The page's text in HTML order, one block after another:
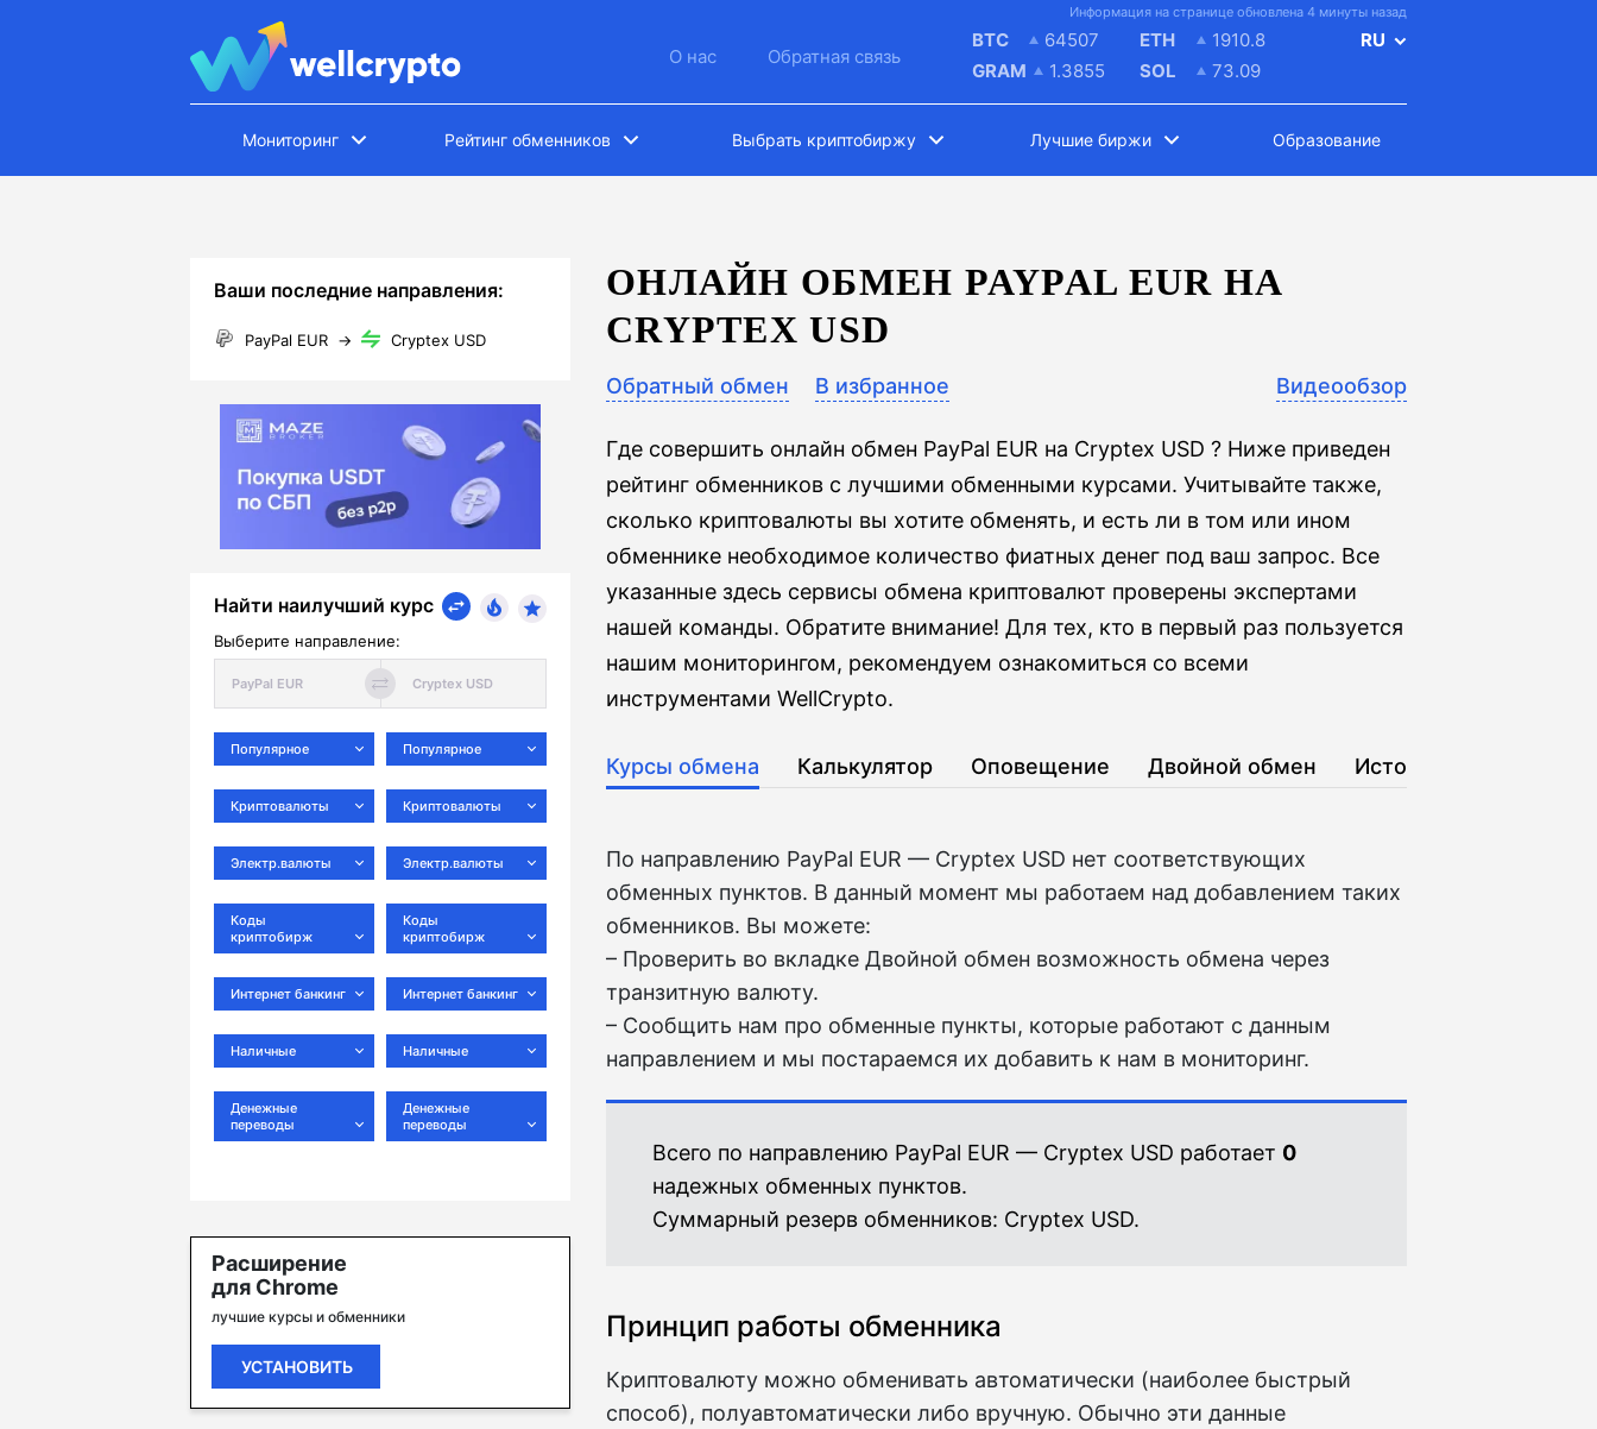
Информация на странице обновлена 4 минуты назад
О нас Обратная связь
BTC
64507
GRAM
1.3855
ETH
1910.8
SOL
73.09
RU
Мониторинг Рейтинг обменников Выбрать криптобиржу Лучшие биржи Образование
Ваши последние направления:
PayPal EUR → Cryptex USD
Найти наилучший курс
Выберите направление:
Популярное
Криптовалюты
Электр.валюты
Коды
криптобирж
Интернет банкинг
Наличные
Денежные
переводы
Популярное
Криптовалюты
Электр.валюты
Коды
криптобирж
Интернет банкинг
Наличные
Денежные
переводы
Расширение
для Chrome
лучшие курсы и обменники
УСТАНОВИТЬ
ОНЛАЙН ОБМЕН PAYPAL EUR НА
CRYPTEX USD
Обратный обмен В избранное Видеообзор
Где совершить онлайн обмен PayPal EUR на Cryptex USD ? Ниже приведен
рейтинг обменников с лучшими обменными курсами. Учитывайте также,
сколько криптовалюты вы хотите обменять, и есть ли в том или ином
обменнике необходимое количество фиатных денег под ваш запрос. Все
указанные здесь сервисы обмена криптовалют проверены экспертами
нашей команды. Обратите внимание! Для тех, кто в первый раз пользуется
нашим мониторингом, рекомендуем ознакомиться со всеми
инструментами WellCrypto.
Курсы обмена Калькулятор Оповещение Двойной обмен История
По направлению PayPal EUR — Cryptex USD нет соответствующих
обменных пунктов. В данный момент мы работаем над добавлением таких
обменников. Вы можете:
– Проверить во вкладкe Двойной обмен возможность обмена через
транзитную валюту.
– Сообщить нам про обменные пункты, которые работают с данным
направлением и мы постараемся их добавить к нам в мониторинг.
Всего по направлению PayPal EUR — Cryptex USD работает 0
надежных обменных пунктов.
Суммарный резерв обменников: Cryptex USD.
Принцип работы обменника
Криптовалюту можно обменивать автоматически (наиболее быстрый
способ), полуавтоматически либо вручную. Обычно эти данные